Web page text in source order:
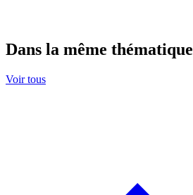
Dans la même thématique
Voir tous